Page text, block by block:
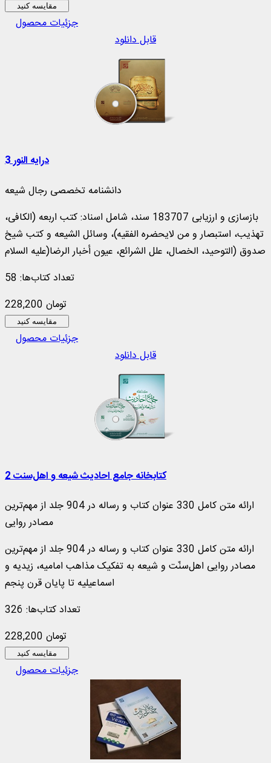
مقایسه کنید
جزئیات محصول
قابل دانلود
درایه النور 3
دانشنامه تخصصی رجال شیعه
بازسازی و ارزیابی 183707 سند، شامل اسناد: کتب اربعه (الکافی،
تهذیب، استبصار و من لایحضره الفقیه)، وسائل الشیعه و کتب شیخ
صدوق (التوحید، الخصال، علل الشرائع، عیون أخبار الرضا(علیه السلام
تعداد کتاب‌ها: 58
228,200 تومان
مقایسه کنید
جزئیات محصول
قابل دانلود
کتابخانه جامع احادیث شیعه و اهل‌‌سنت 2
ارائه متن کامل 330 عنوان کتاب و رساله در 904 جلد از مهم‌ترین
مصادر روایی
ارائه متن کامل 330 عنوان کتاب و رساله در 904 جلد از مهم‌ترین
مصادر روایی اهل‌سنّت و شیعه به تفکیک مذاهب امامیه، زیدیه و
اسماعیلیه تا پایان قرن پنجم
تعداد کتاب‌ها: 326
228,200 تومان
مقایسه کنید
جزئیات محصول